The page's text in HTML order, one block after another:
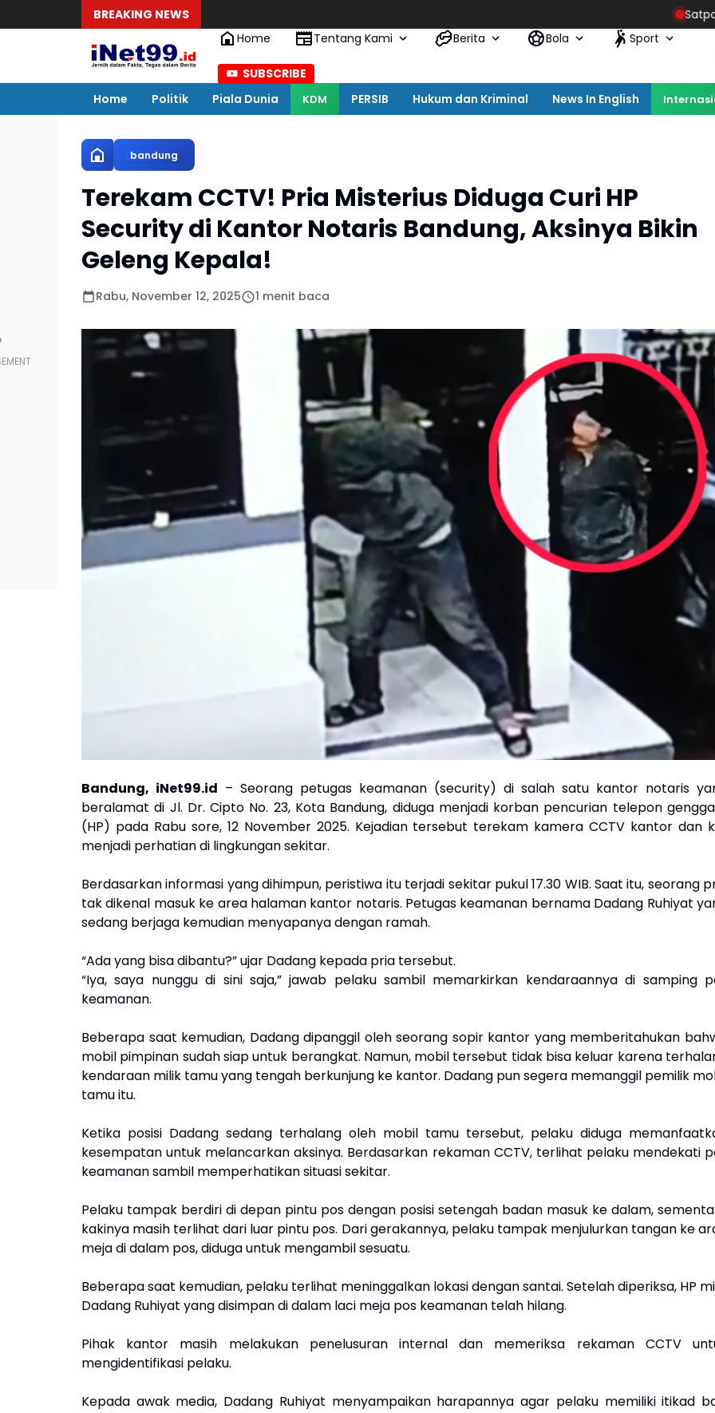
BREAKING NEWS
Satpol PP Kota
Home
Tentang Kami Berita Bola Sport
SUBSCRIBE
Home
Politik Piala Dunia KDM PERSIB Hukum dan Kriminal News In English
bandung
Terekam CCTV! Pria Misterius Diduga Curi HP
Security di Kantor Notaris Bandung, Aksinya Bikin
Geleng Kepala!
Rabu, November 12, 2025 1 menit baca
Bandung, iNet99.id – Seorang petugas keamanan (security) di salah satu kantor notaris
beralamat di Jl. Dr. Cipto No. 23, Kota Bandung, diduga menjadi korban pencurian telepon
(HP) pada Rabu sore, 12 November 2025. Kejadian tersebut terekam kamera CCTV kantor dan
menjadi perhatian di lingkungan sekitar.
Berdasarkan informasi yang dihimpun, peristiwa itu terjadi sekitar pukul 17.30 WIB. Saat itu, seorang
tak dikenal masuk ke area halaman kantor notaris. Petugas keamanan bernama Dadang Ruhiyat
sedang berjaga kemudian menyapanya dengan ramah.
“Ada yang bisa dibantu?” ujar Dadang kepada pria tersebut.
“Iya, saya nunggu di sini saja,” jawab pelaku sambil memarkirkan kendaraannya di samping
keamanan.
Beberapa saat kemudian, Dadang dipanggil oleh seorang sopir kantor yang memberitahukan
mobil pimpinan sudah siap untuk berangkat. Namun, mobil tersebut tidak bisa keluar karena
kendaraan milik tamu yang tengah berkunjung ke kantor. Dadang pun segera memanggil pemilik
tamu itu.
Ketika posisi Dadang sedang terhalang oleh mobil tamu tersebut, pelaku diduga
kesempatan untuk melancarkan aksinya. Berdasarkan rekaman CCTV, terlihat pelaku mendekati
keamanan sambil memperhatikan situasi sekitar.
Pelaku tampak berdiri di depan pintu pos dengan posisi setengah badan masuk ke dalam,
kakinya masih terlihat dari luar pintu pos. Dari gerakannya, pelaku tampak menjulurkan tangan ke
meja di dalam pos, diduga untuk mengambil sesuatu.
Beberapa saat kemudian, pelaku terlihat meninggalkan lokasi dengan santai. Setelah diperiksa, HP
Dadang Ruhiyat yang disimpan di dalam laci meja pos keamanan telah hilang.
Pihak kantor masih melakukan penelusuran internal dan memeriksa rekaman CCTV
mengidentifikasi pelaku.
Kepada awak media, Dadang Ruhiyat menyampaikan harapannya agar pelaku memiliki itikad